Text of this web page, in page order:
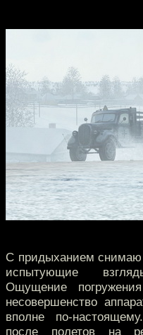
С придыханием снимаю
испытующие
Ощущение
несовершенство
вполне по-
после полетов на